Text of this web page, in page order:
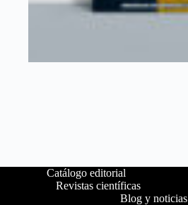
Catálogo editorial
Revistas científicas
Blog y noticias